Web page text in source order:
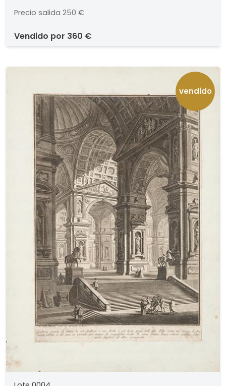
Precio salida 250 €
vendido por 360 €
vendido